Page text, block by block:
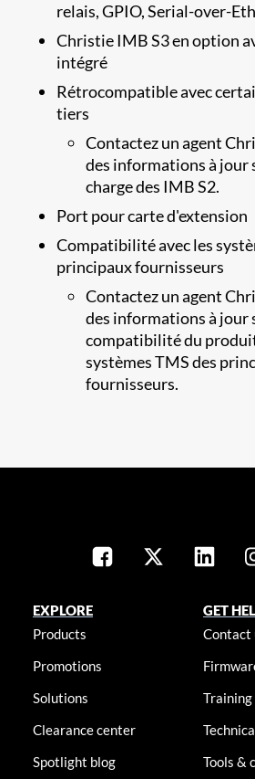
relais, GPIO, Serial-over-
Christie IMB S3 en option
intégré
Rétrocompatible avec
tiers
​Contactez un agent
des informations à jour
charge des IMB S2.
Port pour carte d'extension
Compatibilité avec les
principaux fournisseurs
Contactez un agent
des informations à jour
compatibilité du
systèmes TMS des
fournisseurs.​
EXPLORE
Products
Promotions
Solutions
Clearance center
Spotlight blog
GET
Contact
Tools &